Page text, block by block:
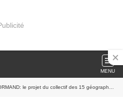
MENU
le projet du collectif des 15 géographes prend forme...